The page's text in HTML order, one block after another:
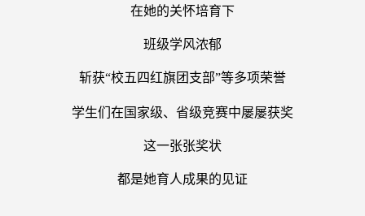
在她的关怀培育下
班级学风浓郁
斩获“校五四红旗团支部”等多项荣誉
学生们在国家级、省级竞赛中屡屡获奖
这一张张奖状
都是她育人成果的见证